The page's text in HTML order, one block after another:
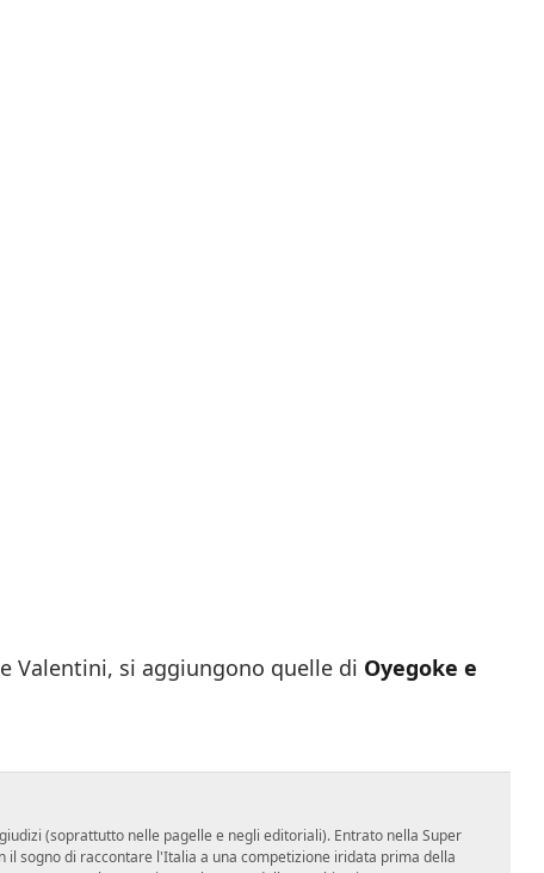
Valentini, si aggiungono quelle di Oyegoke e
(soprattutto nelle pagelle e negli editoriali). Entrato nella Super
sogno di raccontare l'Italia a una competizione iridata prima della